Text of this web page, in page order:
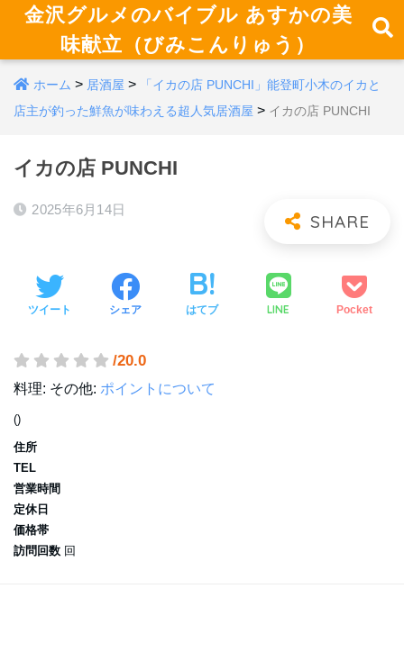
金沢グルメのバイブル あすかの美
味献立（びみこんりゅう）
ホーム > 居酒屋 >
「イカの店 PUNCHI」能登町小木のイカと
店主が釣った鮮魚が味わえる超人気居酒屋 > イカの店 PUNCHI
イカの店 PUNCHI
2025年6月14日
ツイート シェア はてブ LINE Pocket
/20.0
料理: その他: ポイントについて
()
住所
TEL
営業時間
定休日
価格帯
訪問回数 回